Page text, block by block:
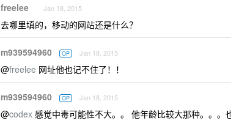
freelee Jan 18, 2015
去哪里填的，移动的网站还是什么？
m939594960 OP Jan 18, 2015
@freelee 网址他也记不住了！！
m939594960 OP Jan 18, 2015
@codex 感觉中毒可能性不大。。 他年龄比较大那种。。。